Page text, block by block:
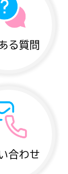
る質問
合わせ